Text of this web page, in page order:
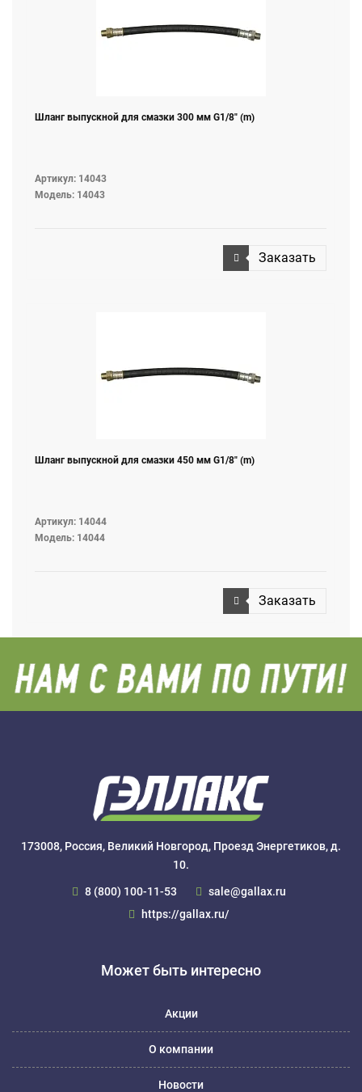
Шланг выпускной для смазки 300 мм G1/8" (m)
Артикул: 14043
Модель: 14043
Заказать
Шланг выпускной для смазки 450 мм G1/8" (m)
Артикул: 14044
Модель: 14044
Заказать
173008, Россия, Великий Новгород, Проезд Энергетиков, д.
10.
8 (800) 100-11-53
sale@gallax.ru
https://gallax.ru/
Может быть интересно
Акции
О компании
Новости